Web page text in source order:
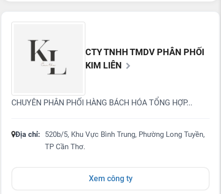
CTY TNHH TMDV PHÂN PHỐI
KIM LIÊN
CHUYÊN PHÂN PHỐI HÀNG BÁCH HÓA TỔNG HỢP...
Địa chỉ:
520b/5, Khu Vực Bình Trung, Phường Long Tuyền,
TP Cần Thơ.
Xem công ty